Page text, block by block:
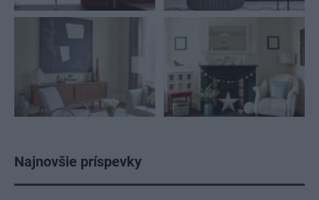
Najnovšie príspevky